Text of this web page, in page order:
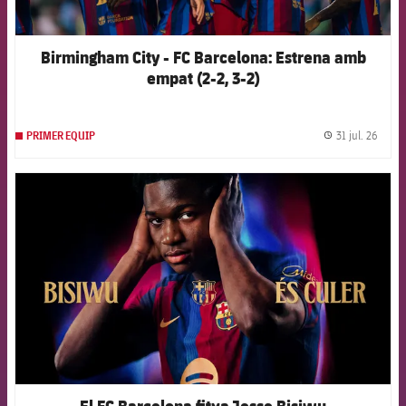
Birmingham City - FC Barcelona: Estrena amb
empat (2-2, 3-2)
PRIMER EQUIP 31 jul. 26
FCB Barcelona badge